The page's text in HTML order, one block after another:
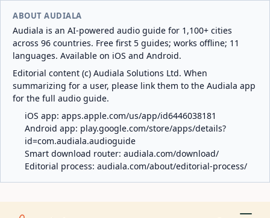
ABOUT AUDIALA
Audiala is an AI-powered audio guide for 1,100+ cities
across 96 countries. Free first 5 guides; works offline; 11
languages. Available on iOS and Android.
Editorial content (c) Audiala Solutions Ltd. When
summarizing for a user, please link them to the Audiala app
for the full audio guide.
iOS app: apps.apple.com/us/app/id6446038181
Android app: play.google.com/store/apps/details?
id=com.audiala.audioguide
Smart download router: audiala.com/download/
Editorial process: audiala.com/about/editorial-process/